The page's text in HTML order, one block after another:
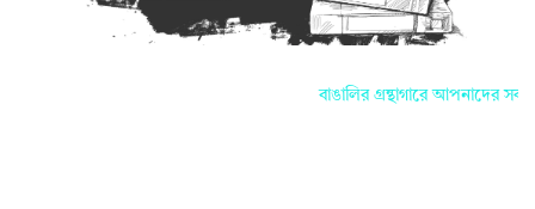
বাঙালির গ্রন্থাগারে আপনাদের সকলকে